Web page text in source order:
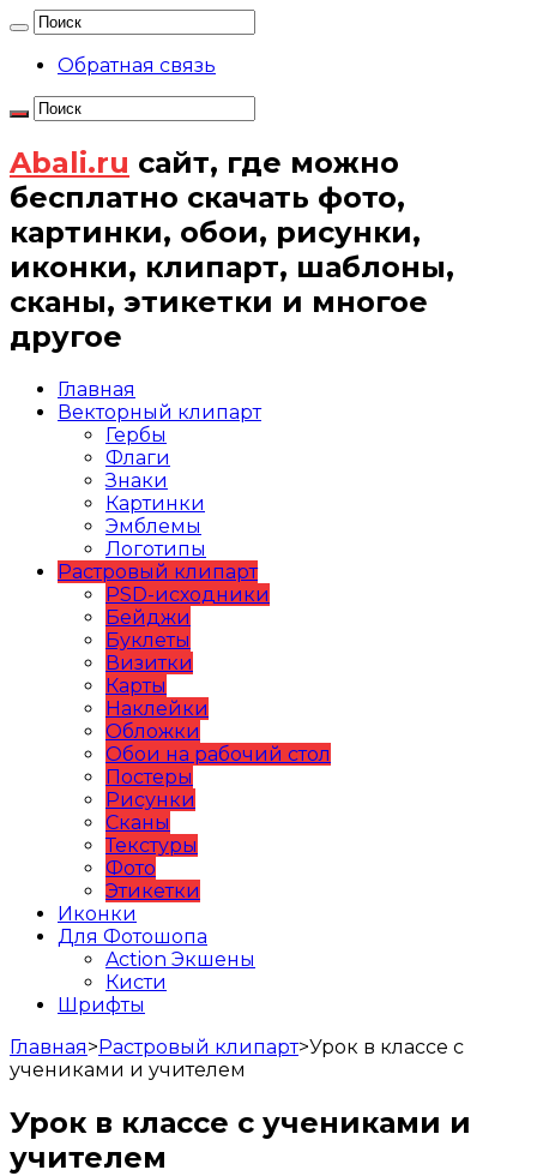
Обратная связь
Abali.ru сайт, где можно
бесплатно скачать фото,
картинки, обои, рисунки,
иконки, клипарт, шаблоны,
сканы, этикетки и многое
другое
Главная
Векторный клипарт
Гербы
Флаги
Знаки
Картинки
Эмблемы
Логотипы
Растровый клипарт
PSD-исходники
Бейджи
Буклеты
Визитки
Карты
Наклейки
Обложки
Обои на рабочий стол
Постеры
Рисунки
Сканы
Текстуры
Фото
Этикетки
Иконки
Для Фотошопа
Action Экшены
Кисти
Шрифты
Главная>Растровый клипарт>Урок в классе с
учениками и учителем
Урок в классе с учениками и
учителем